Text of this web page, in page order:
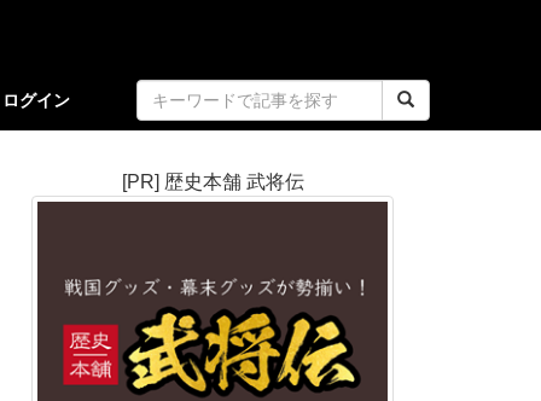
ログイン
[PR] 歴史本舗 武将伝